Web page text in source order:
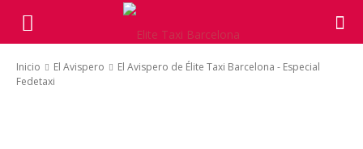
Inicio El Avispero
El Avispero de Élite Taxi Barcelona - Especial
Fedetaxi